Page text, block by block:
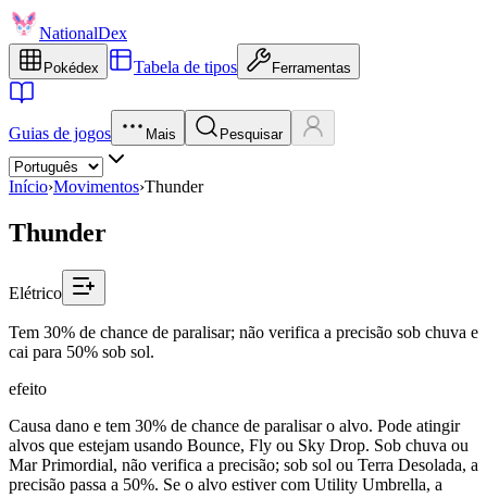
NationalDex
Pokédex Tabela de tipos Ferramentas
Guias de jogos Mais Pesquisar
Início›Movimentos›Thunder
Thunder
Elétrico
Tem 30% de chance de paralisar; não verifica a precisão sob chuva e
cai para 50% sob sol.
efeito
Causa dano e tem 30% de chance de paralisar o alvo. Pode atingir
alvos que estejam usando Bounce, Fly ou Sky Drop. Sob chuva ou
Mar Primordial, não verifica a precisão; sob sol ou Terra Desolada, a
precisão passa a 50%. Se o alvo estiver com Utility Umbrella, a